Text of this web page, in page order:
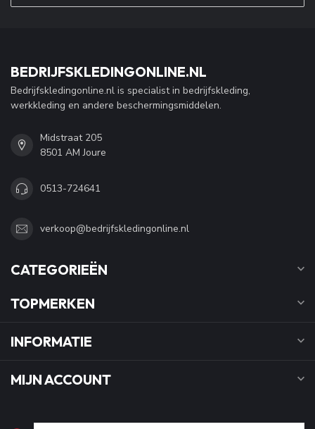
BEDRIJFSKLEDINGONLINE.NL
Bedrijfskledingonline.nl is specialist in bedrijfskleding,
werkkleding en andere beschermingsmiddelen.
Midstraat 205
8501 AM Joure
0513-724641
verkoop@bedrijfskledingonline.nl
CATEGORIEËN
TOPMERKEN
INFORMATIE
MIJN ACCOUNT